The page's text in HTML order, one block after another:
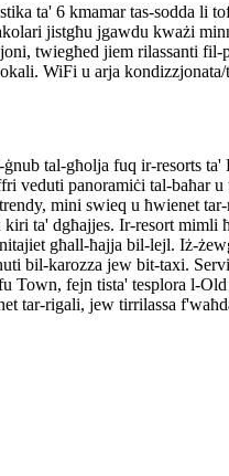
ta' 6 kmamar tas-sodda
jistgħu jgawdu kważi
twiegħed jiem rilassanti
WiFi u arja
tal-għolja fuq ir-resorts ta'
veduti panoramiċi tal-baħar u
mini swieq u ħwienet
kiri ta' dgħajjes. Ir-resort mimli
għall-ħajja bil-lejl. Iż-
bil-karozza jew bit-taxi.
Town, fejn tista' tesplora l-
tar-rigali, jew tirrilassa